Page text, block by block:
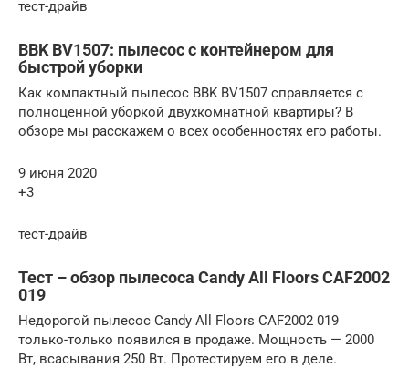
тест-драйв
BBK BV1507: пылесос с контейнером для
быстрой уборки
Как компактный пылесос BBK BV1507 справляется с
полноценной уборкой двухкомнатной квартиры? В
обзоре мы расскажем о всех особенностях его работы.
9 июня 2020
+3
тест-драйв
Тест – обзор пылесоса Candy All Floors CAF2002
019
Недорогой пылесос Candy All Floors CAF2002 019
только-только появился в продаже. Мощность — 2000
Вт, всасывания 250 Вт. Протестируем его в деле.